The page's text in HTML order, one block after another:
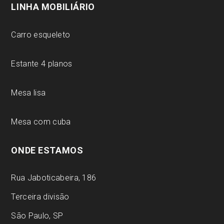
LINHA MOBILIÁRIO
Carro esqueleto
Estante 4 planos
Mesa lisa
Mesa com cuba
ONDE ESTAMOS
Rua Jaboticabeira, 186
Terceira divisão
São Paulo, SP